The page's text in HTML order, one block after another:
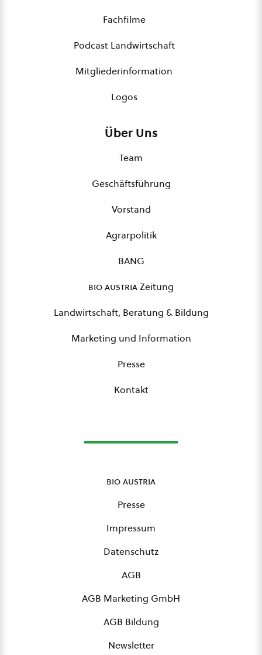
Fachfilme
Podcast Landwirtschaft
Mitgliederinformation
Logos
Über Uns
Team
Geschäftsführung
Vorstand
Agrarpolitik
BANG
bio austriaZeitung
Landwirtschaft, Beratung & Bildung
Marketing und Information
Presse
Kontakt
bio austria
Presse
Impressum
Datenschutz
AGB
AGB Marketing GmbH
AGB Bildung
Newsletter